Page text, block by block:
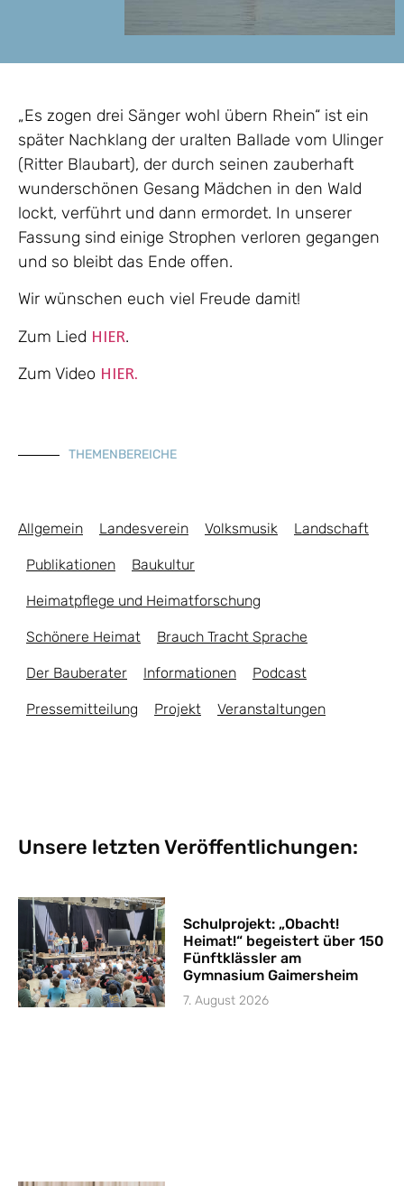
„Es zogen drei Sänger wohl übern Rhein“ ist ein
später Nachklang der uralten Ballade vom Ulinger
(Ritter Blaubart), der durch seinen zauberhaft
wunderschönen Gesang Mädchen in den Wald
lockt, verführt und dann ermordet. In unserer
Fassung sind einige Strophen verloren gegangen
und so bleibt das Ende offen.
Wir wünschen euch viel Freude damit!
Zum Lied HIER.
Zum Video HIER.
THEMENBEREICHE
Allgemein Landesverein Volksmusik Landschaft
Publikationen Baukultur
Heimatpflege und Heimatforschung
Schönere Heimat Brauch Tracht Sprache
Der Bauberater Informationen Podcast
Pressemitteilung Projekt Veranstaltungen
Unsere letzten Veröffentlichungen:
Schulprojekt: „Obacht!
Heimat!“ begeistert über 150
Fünftklässler am
Gymnasium Gaimersheim
7. August 2026